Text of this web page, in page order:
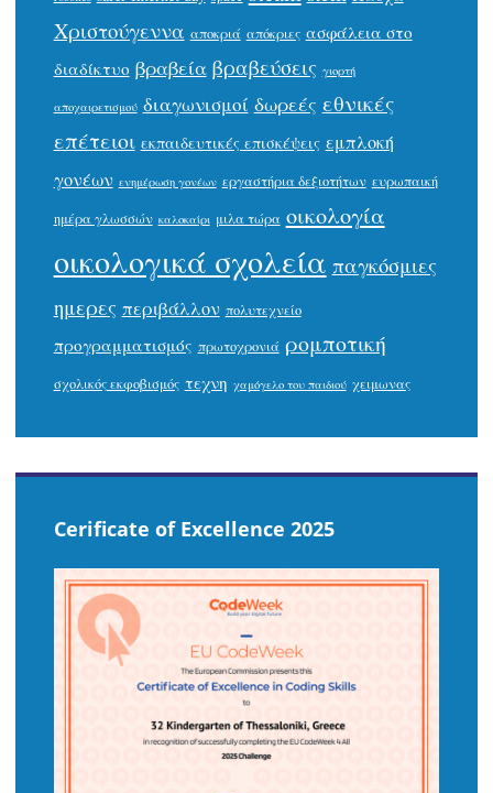
Χριστούγεννα αποκριά απόκριες ασφάλεια στο
διαδίκτυο βραβεία βραβεύσεις γιορτή
αποχαιρετισμού διαγωνισμοί δωρεές εθνικές
επέτειοι εκπαιδευτικές επισκέψεις εμπλοκή
γονέων ενημέρωση γονέων εργαστήρια δεξιοτήτων ευρωπαική
ημέρα γλωσσών καλοκαίρι μιλα τώρα οικολογία
οικολογικά σχολεία παγκόσμιες
ημερες περιβάλλον πολυτεχνείο
προγραμματισμός πρωτοχρονιά ρομποτική
σχολικός εκφοβισμός τεχνη χαμόγελο του παιδιού χειμωνας
Cerificate of Excellence 2025